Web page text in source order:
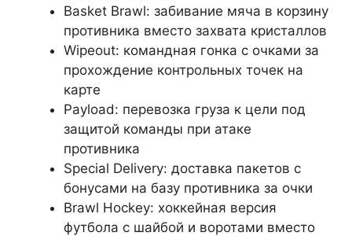
Basket Brawl: забивание мяча в корзину
противника вместо захвата кристаллов
Wipeout: командная гонка с очками за
прохождение контрольных точек на
карте
Payload: перевозка груза к цели под
защитой команды при атаке
противника
Special Delivery: доставка пакетов с
бонусами на базу противника за очки
Brawl Hockey: хоккейная версия
футбола с шайбой и воротами вместо